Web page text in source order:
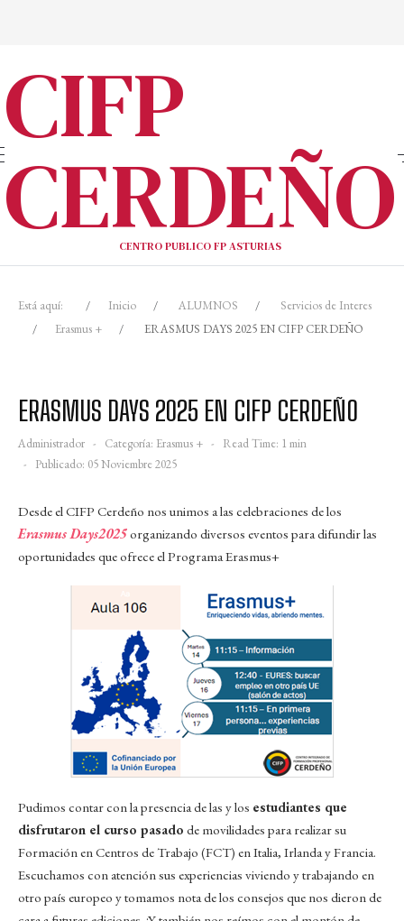
CIFP
CERDEÑO
CENTRO PUBLICO FP ASTURIAS
Está aquí: Inicio ALUMNOS
Servicios de Interes
Erasmus +
ERASMUS DAYS 2025 EN CIFP CERDEÑO
ERASMUS DAYS 2025 EN CIFP CERDEÑO
Administrador Categoría: Erasmus +
Read Time: 1 min
Publicado: 05 Noviembre 2025
Desde el CIFP Cerdeño nos unimos a las celebraciones de los
Erasmus Days2025organizando diversos eventos para difundir las
oportunidades que ofrece el Programa Erasmus+
Pudimos contar con la presencia de las y los estudiantes que
disfrutaron el curso pasado de movilidades para realizar su
Formación en Centros de Trabajo (FCT) en Italia, Irlanda y Francia.
Escuchamos con atención sus experiencias viviendo y trabajando en
otro país europeo y tomamos nota de los consejos que nos dieron de